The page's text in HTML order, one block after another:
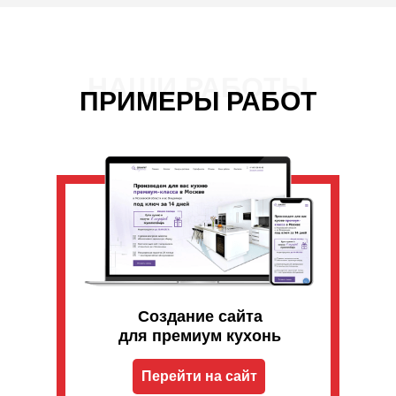
НАШИ РАБОТЫ
ПРИМЕРЫ РАБОТ
Создание сайта
для премиум кухонь
Перейти на сайт